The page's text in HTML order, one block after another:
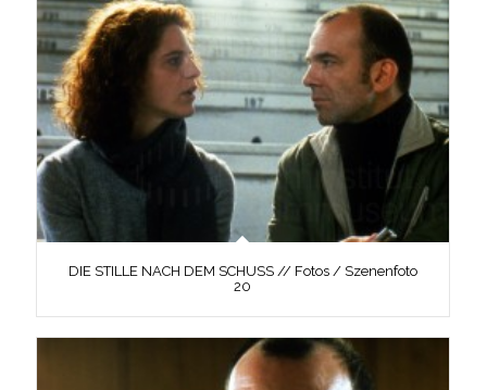
DIE STILLE NACH DEM SCHUSS // Fotos / Szenenfoto
20